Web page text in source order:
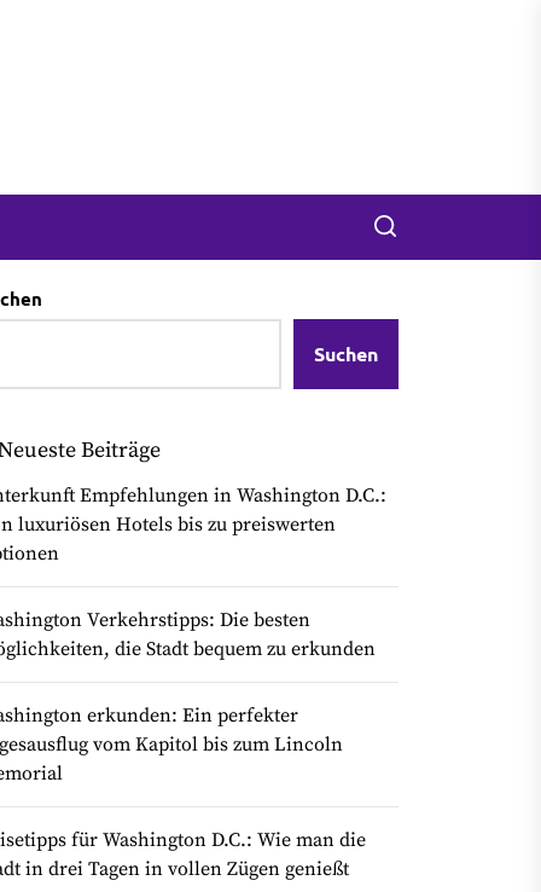
Search
Suchen
Beiträge
Empfehlungen in Washington D.C.:
luxuriösen Hotels bis zu preiswerten
Verkehrstipps: Die besten
die Stadt bequem zu erkunden
erkunden: Ein perfekter
vom Kapitol bis zum Lincoln
für Washington D.C.: Wie man die
in drei Tagen in vollen Zügen genießt